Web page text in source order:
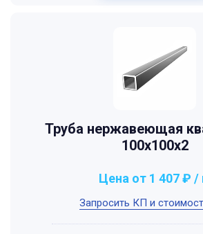
Труба нержавеющая
100х100х2
Запросить КП и
Цена от 1 407 ₽ /